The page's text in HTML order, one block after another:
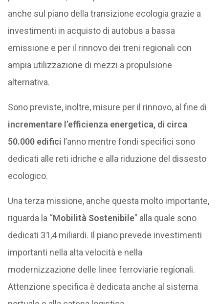
anche sul piano della transizione ecologia grazie a
investimenti in acquisto di autobus a bassa
emissione e per il rinnovo dei treni regionali con
ampia utilizzazione di mezzi a propulsione
alternativa.
Sono previste, inoltre, misure per il rinnovo, al fine di
incrementare l’efficienza energetica, di circa
50.000 edifici l’anno mentre fondi specifici sono
dedicati alle reti idriche e alla riduzione del dissesto
ecologico.
Una terza missione, anche questa molto importante,
riguarda la “Mobilità Sostenibile” alla quale sono
dedicati 31,4 miliardi. Il piano prevede investimenti
importanti nella alta velocità e nella
modernizzazione delle linee ferroviarie regionali.
Attenzione specifica è dedicata anche al sistema